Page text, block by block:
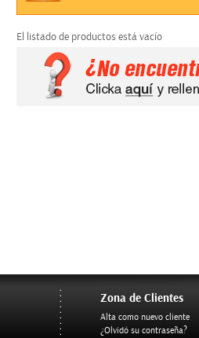
El listado de productos está vacío
Zona de Clientes
Alta como nuevo cliente
¿Olvidó su contraseña?